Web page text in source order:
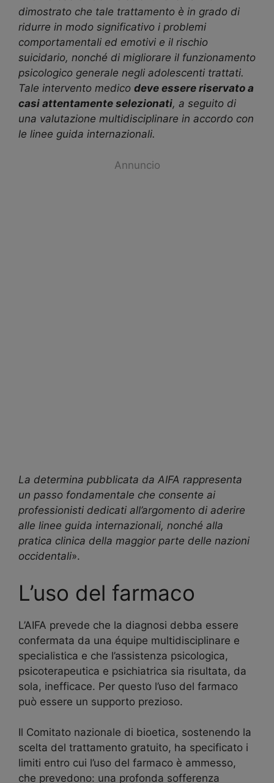
dimostrato che tale trattamento è in grado di
ridurre in modo significativo i problemi
comportamentali ed emotivi e il rischio
suicidario, nonché di migliorare il funzionamento
psicologico generale negli adolescenti trattati.
Tale intervento medico deve essere riservato a
casi attentamente selezionati, a seguito di
una valutazione multidisciplinare in accordo con
le linee guida internazionali.
Annuncio
La determina pubblicata da AIFA rappresenta
un passo fondamentale che consente ai
professionisti dedicati all’argomento di aderire
alle linee guida internazionali, nonché alla
pratica clinica della maggior parte delle nazioni
occidentali».
L’uso del farmaco
L’AIFA prevede che la diagnosi debba essere
confermata da una équipe multidisciplinare e
specialistica e che l’assistenza psicologica,
psicoterapeutica e psichiatrica sia risultata, da
sola, inefficace. Per questo l’uso del farmaco
può essere un supporto prezioso.
Il Comitato nazionale di bioetica, sostenendo la
scelta del trattamento gratuito, ha specificato i
limiti entro cui l’uso del farmaco è ammesso,
che prevedono: una profonda sofferenza